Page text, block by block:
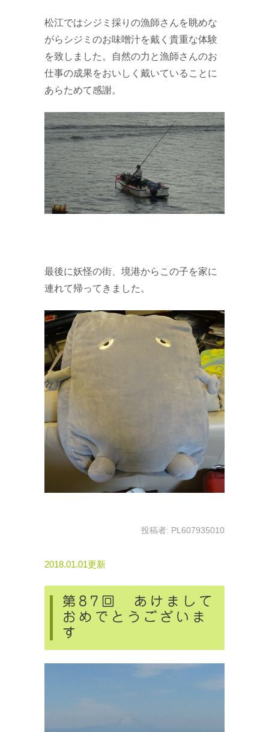
松江ではシジミ採りの漁師さんを眺めな
がらシジミのお味噌汁を戴く貴重な体験
を致しました。自然の力と漁師さんのお
仕事の成果をおいしく戴いていることに
あらためて感謝。
最後に妖怪の街、境港からこの子を家に
連れて帰ってきました。
投稿者: PL607935010
2018.01.01更新
第87回 あけまして
おめでとうございま
す